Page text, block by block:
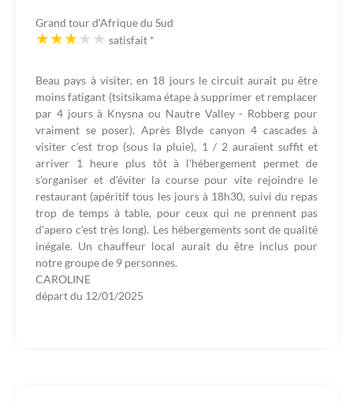
Grand tour d'Afrique du Sud
satisfait *
Beau pays à visiter, en 18 jours le circuit aurait pu être
moins fatigant (tsitsikama étape à supprimer et remplacer
par 4 jours à Knysna ou Nautre Valley - Robberg pour
vraiment se poser). Après Blyde canyon 4 cascades à
visiter c'est trop (sous la pluie), 1 / 2 auraient suffit et
arriver 1 heure plus tôt à l'hébergement permet de
s'organiser et d'éviter la course pour vite rejoindre le
restaurant (apéritif tous les jours à 18h30, suivi du repas
trop de temps à table, pour ceux qui ne prennent pas
d'apero c'est très long). Les hébergements sont de qualité
inégale. Un chauffeur local aurait du être inclus pour
notre groupe de 9 personnes.
CAROLINE
départ du 12/01/2025